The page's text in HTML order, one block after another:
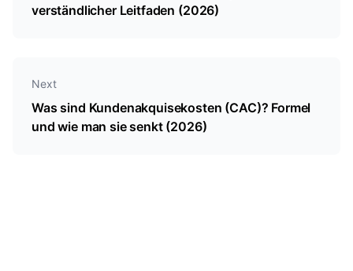
verständlicher Leitfaden (2026)
Next
Was sind Kundenakquisekosten (CAC)? Formel
und wie man sie senkt (2026)